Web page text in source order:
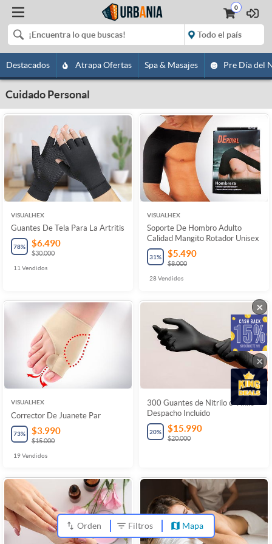
0
Destacados Atrapa Ofertas Spa & Masajes Pre Día del
Cuidado Personal
VISUALHEX
Guantes De Tela Para La Artritis
78% $6.490
$30.000
11 Vendidos
VISUALHEX
Soporte De Hombro Adulto
Calidad Mangito Rotador Unisex
31% $5.490
$8.000
28Vendidos
VISUALHEX
Corrector De Juanete Par
73% $3.990
$15.000
19Vendidos
300 Guantes de Nitrilo o Vinilo +
Despacho Incluido
20% $15.990
$20.000
Orden Filtros Mapa
×
×